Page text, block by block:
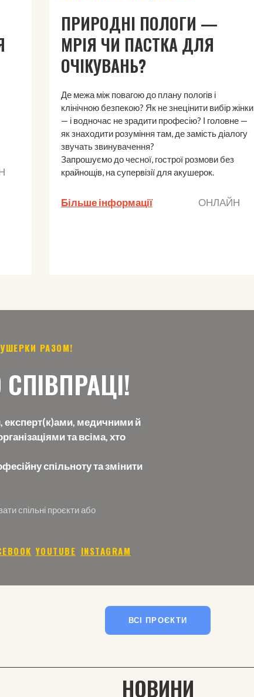
ПРИРОДНІ ПОЛОГИ —
МРІЯ ЧИ ПАСТКА ДЛЯ
ОЧІКУВАНЬ?
Де межа між повагою до плану пологів і
клінічною безпекою? Як не знецінити вибір жінки
— і водночас не зрадити професію? І головне —
як знаходити розуміння там, де замість діалогу
звучать звинувачення?
Запрошуємо до чесної, гострої розмови без
крайнощів, на супервізії для акушерок.
Більше інформації ОНЛАЙН
РАЗОМ!
експерт(к)ами, медичними й
та всіма, хто
спільноту та змінити
спільні проєкти або
YOUTUBE INSTAGRAM
ВСІ ПРОЄКТИ
НОВИНИ